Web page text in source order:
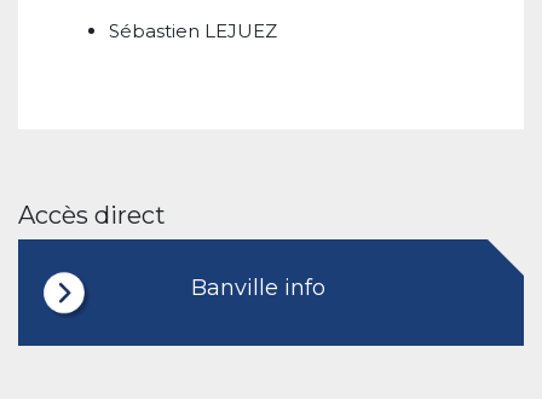
Sébastien LEJUEZ
Accès direct
Banville info